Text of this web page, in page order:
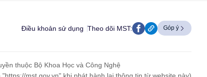
Điều khoản sử dụng Theo dõi MST: Góp ý
thuộc Bộ Khoa Học và Công Nghệ